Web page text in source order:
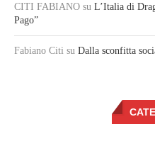
CITI FABIANO su L’Italia di
Pago”
Fabiano Citi su Dalla sconfitta